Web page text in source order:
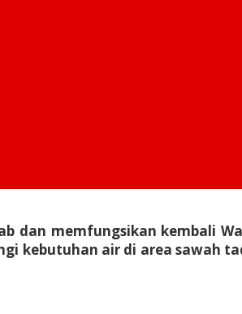
dan memfungsikan kembali
kebutuhan air di area sawah